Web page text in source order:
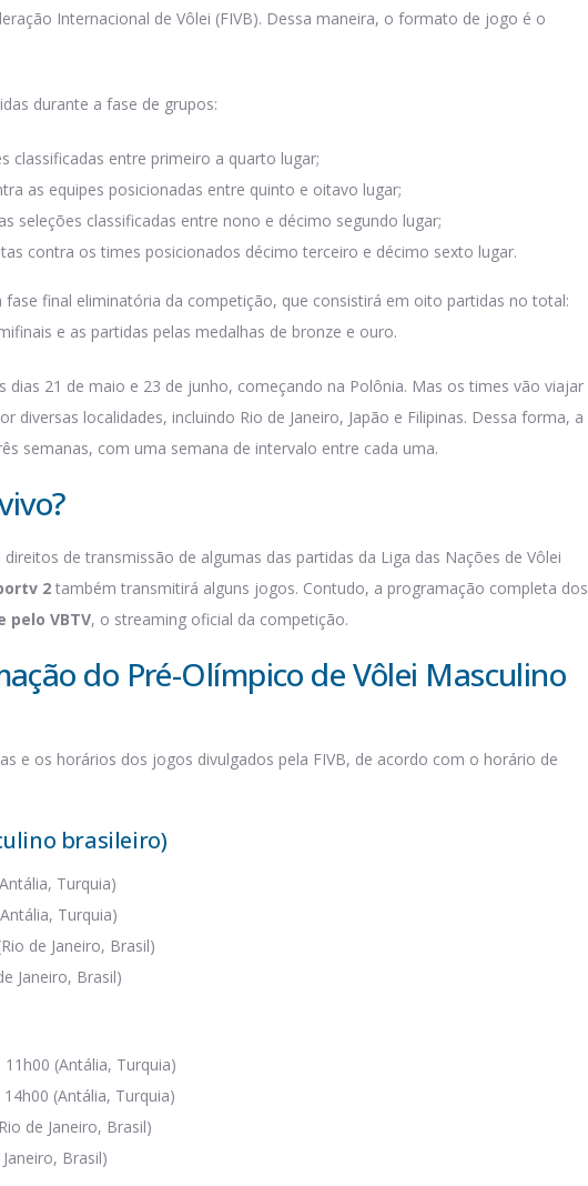
Internacional de Vôlei (FIVB). Dessa maneira, o formato de jogo é o
durante a fase de grupos:
classificadas entre primeiro a quarto lugar;
as equipes posicionadas entre quinto e oitavo lugar;
seleções classificadas entre nono e décimo segundo lugar;
contra os times posicionados décimo terceiro e décimo sexto lugar.
fase final eliminatória da competição, que consistirá em oito partidas no total:
e as partidas pelas medalhas de bronze e ouro.
dias 21 de maio e 23 de junho, começando na Polônia. Mas os times vão viajar
diversas localidades, incluindo Rio de Janeiro, Japão e Filipinas. Dessa forma, a
semanas, com uma semana de intervalo entre cada uma.
de transmissão de algumas das partidas da Liga das Nações de Vôlei
2 também transmitirá alguns jogos. Contudo, a programação completa dos
pelo VBTV, o streaming oficial da competição.
do Pré-Olímpico de Vôlei Masculino
e os horários dos jogos divulgados pela FIVB, de acordo com o horário de
brasileiro)
Turquia)
Turquia)
de Janeiro, Brasil)
Janeiro, Brasil)
11h00 (Antália, Turquia)
(Antália, Turquia)
de Janeiro, Brasil)
Brasil)